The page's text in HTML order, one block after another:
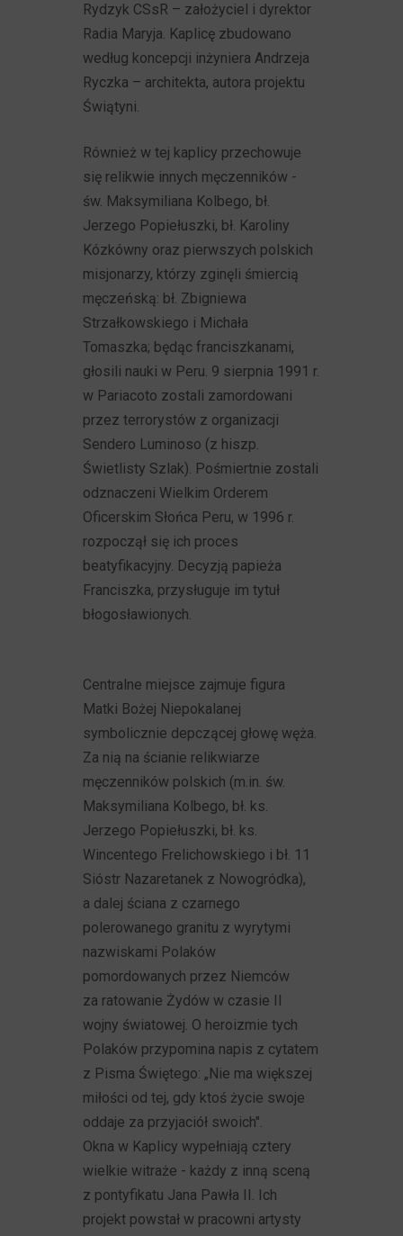
Rydzyk CSsR – założyciel i dyrektor
Radia Maryja. Kaplicę zbudowano
według koncepcji inżyniera Andrzeja
Ryczka – architekta, autora projektu
Świątyni.
Również w tej kaplicy przechowuje
się relikwie innych męczenników -
św. Maksymiliana Kolbego, bł.
Jerzego Popiełuszki, bł. Karoliny
Kózkówny oraz pierwszych polskich
misjonarzy, którzy zginęli śmiercią
męczeńską: bł. Zbigniewa
Strzałkowskiego i Michała
Tomaszka; będąc franciszkanami,
głosili nauki w Peru. 9 sierpnia 1991 r.
w Pariacoto zostali zamordowani
przez terrorystów z organizacji
Sendero Luminoso (z hiszp.
Świetlisty Szlak). Pośmiertnie zostali
odznaczeni Wielkim Orderem
Oficerskim Słońca Peru, w 1996 r.
rozpoczął się ich proces
beatyfikacyjny. Decyzją papieża
Franciszka, przysługuje im tytuł
błogosławionych.
Centralne miejsce zajmuje figura
Matki Bożej Niepokalanej
symbolicznie depczącej głowę węża.
Za nią na ścianie relikwiarze
męczenników polskich (m.in. św.
Maksymiliana Kolbego, bł. ks.
Jerzego Popiełuszki, bł. ks.
Wincentego Frelichowskiego i bł. 11
Sióstr Nazaretanek z Nowogródka),
a dalej ściana z czarnego
polerowanego granitu z wyrytymi
nazwiskami Polaków
pomordowanych przez Niemców
za ratowanie Żydów w czasie II
wojny światowej. O heroizmie tych
Polaków przypomina napis z cytatem
z Pisma Świętego: „Nie ma większej
miłości od tej, gdy ktoś życie swoje
oddaje za przyjaciół swoich".
Okna w Kaplicy wypełniają cztery
wielkie witraże - każdy z inną sceną
z pontyfikatu Jana Pawła II. Ich
projekt powstał w pracowni artysty